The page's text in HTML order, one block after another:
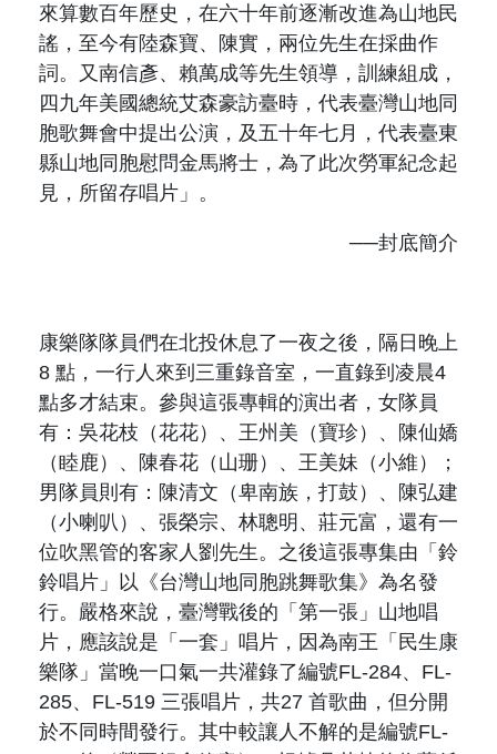
來算數百年歷史，在六十年前逐漸改進為山地民
謠，至今有陸森寶、陳實，兩位先生在採曲作
詞。又南信彥、賴萬成等先生領導，訓練組成，
四九年美國總統艾森豪訪臺時，代表臺灣山地同
胞歌舞會中提出公演，及五十年七月，代表臺東
縣山地同胞慰問金馬將士，為了此次勞軍紀念起
見，所留存唱片」。
──封底簡介
康樂隊隊員們在北投休息了一夜之後，隔日晚上
8 點，一行人來到三重錄音室，一直錄到凌晨4
點多才結束。參與這張專輯的演出者，女隊員
有：吳花枝（花花）、王州美（寶珍 ）、陳仙嬌
（睦鹿）、陳春花（ 山珊）、王美妹（小維 ）；
男隊員則有：陳清文（卑南族，打鼓）、陳弘建
（小喇叭 ）、張榮宗、林聰明、莊元富，還有一
位吹黑管的客家人劉先生。之後這張專集由「鈴
鈴唱片」以《台灣山地同胞跳舞歌集》為名發
行。嚴格來說，臺灣戰後的「第一張」山地唱
片，應該說是「一套」唱片，因為南王「民生康
樂隊」當晚一口氣一共灌錄了編號FL-284、 FL-
285、 FL-519 三張唱片，共27 首歌曲，但分開
於不同時間發行。其中較讓人不解的是編號FL-